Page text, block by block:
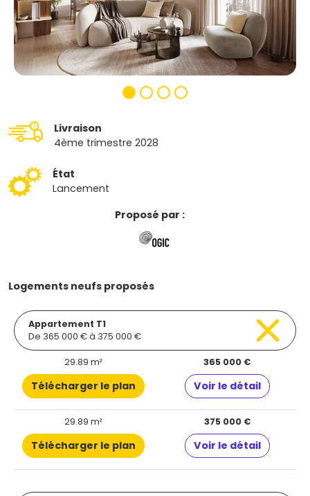
Livraison
4ème trimestre 2028
État
Lancement
Proposé par :
Logements neufs proposés
Appartement T1
De 365 000 € à 375 000 €
29.89 m² 365 000 €
Télécharger le plan Voir le détail
29.89 m² 375 000 €
Télécharger le plan Voir le détail